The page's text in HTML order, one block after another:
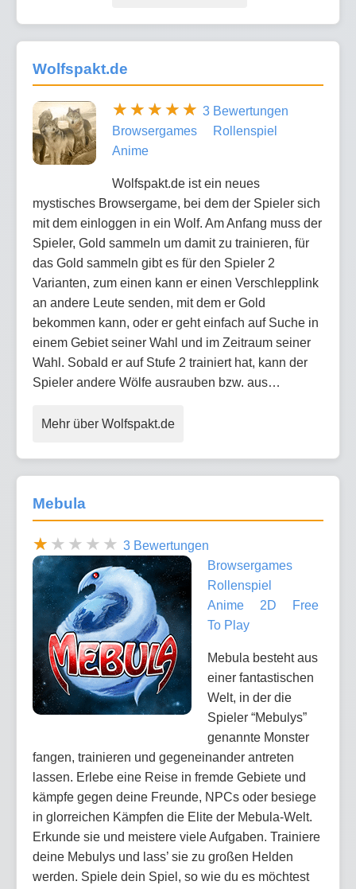
Wolfspakt.de
3 Bewertungen
Browsergames
Rollenspiel
Anime
Wolfspakt.de ist ein neues
mystisches Browsergame, bei dem der Spieler sich
mit dem einloggen in ein Wolf. Am Anfang muss der
Spieler, Gold sammeln um damit zu trainieren, für
das Gold sammeln gibt es für den Spieler 2
Varianten, zum einen kann er einen Verschlepplink
an andere Leute senden, mit dem er Gold
bekommen kann, oder er geht einfach auf Suche in
einem Gebiet seiner Wahl und im Zeitraum seiner
Wahl. Sobald er auf Stufe 2 trainiert hat, kann der
Spieler andere Wölfe ausrauben bzw. aus…
Mehr über Wolfspakt.de
Mebula
3 Bewertungen
Browsergames
Rollenspiel
Anime
2D
Free
To Play
Mebula besteht aus
einer fantastischen
Welt, in der die
Spieler “Mebulys”
genannte Monster
fangen, trainieren und gegeneinander antreten
lassen. Erlebe eine Reise in fremde Gebiete und
kämpfe gegen deine Freunde, NPCs oder besiege
in glorreichen Kämpfen die Elite der Mebula-Welt.
Erkunde sie und meistere viele Aufgaben. Trainiere
deine Mebulys und lass’ sie zu großen Helden
werden. Spiele dein Spiel, so wie du es möchtest